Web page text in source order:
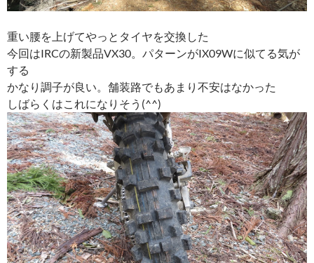
重い腰を上げてやっとタイヤを交換した
今回はIRCの新製品VX30。パターンがIX09Wに似てる気が
する
かなり調子が良い。舗装路でもあまり不安はなかった
しばらくはこれになりそう(^^)